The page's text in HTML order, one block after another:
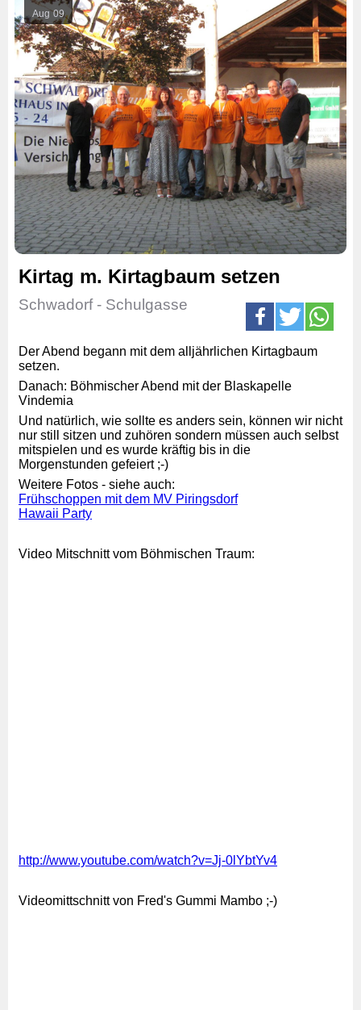
Aug 09
Kirtag m. Kirtagbaum setzen
Schwadorf - Schulgasse
Der Abend begann mit dem alljährlichen Kirtagbaum
setzen.
Danach: Böhmischer Abend mit der Blaskapelle
Vindemia
Und natürlich, wie sollte es anders sein, können wir nicht
nur still sitzen und zuhören sondern müssen auch selbst
mitspielen und es wurde kräftig bis in die
Morgenstunden gefeiert ;-)
Weitere Fotos - siehe auch:
Frühschoppen mit dem MV Piringsdorf
Hawaii Party
Video Mitschnitt vom Böhmischen Traum:
http://www.youtube.com/watch?v=Jj-0lYbtYv4
Videomittschnitt von Fred's Gummi Mambo ;-)